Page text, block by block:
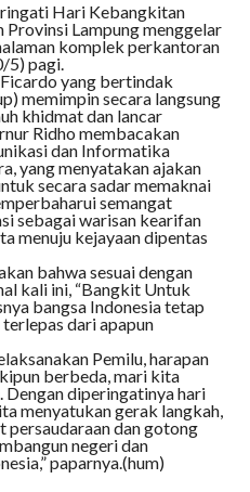
Hari Kebangkitan
Lampung menggelar
komplek perkantoran
5) pagi.
yang bertindak
memimpin secara langsung
khidmat dan lancar
Ridho membacakan
dan Informatika
yang menyatakan ajakan
secara sadar memaknai
semangat
sebagai warisan kearifan
menuju kejayaan dipentas
bahwa sesuai dengan
kali ini, “Bangkit Untuk
bangsa Indonesia tetap
dari apapun
Pemilu, harapan
berbeda, mari kita
diperingatinya hari
menyatukan gerak langkah,
dan gotong
negeri dan
paparnya.(hum)